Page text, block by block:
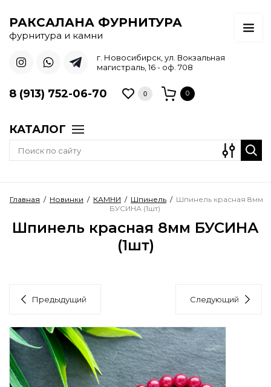
РАКСАЛАНА ФУРНИТУРА
фурнитура и камни
г. Новосибирск, ул. Вокзальная
магистраль, 16 - оф. 708
8 (913) 752-06-70 0 0
КАТАЛОГ
Главная / Новинки / КАМНИ / Шпинель / Шпинель красная 8мм
БУСИНА (1шт)
Шпинель красная 8мм БУСИНА
(1шт)
Предыдущий Следующий